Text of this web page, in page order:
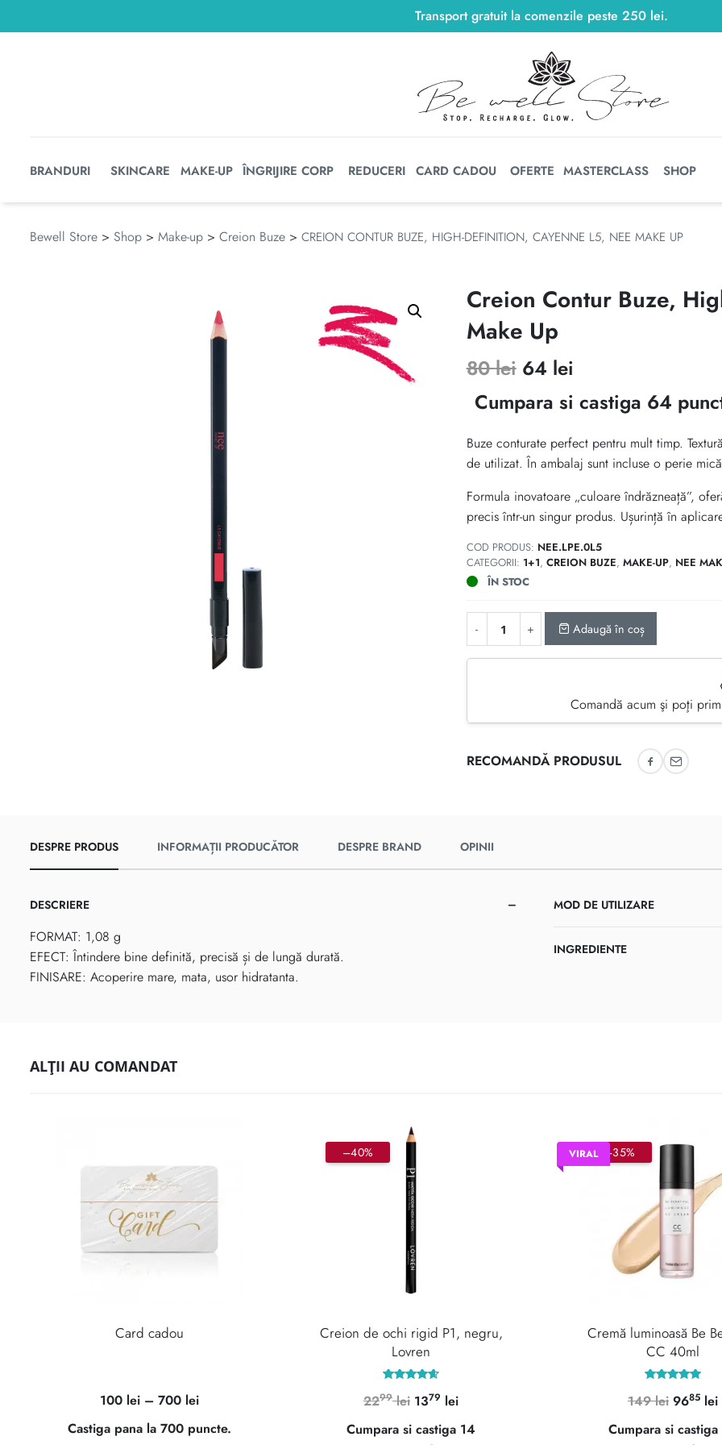
Transport gratuit la comenzile peste 250 lei.
250 lei
BRANDURI SKINCARE MAKE-UP ÎNGRIJIRE CORP REDUCERI CARD CADOU OFERTE MASTERCLASS SHOP
Bewell Store > Shop > Make-up > Creion Buze > CREION CONTUR BUZE, HIGH-DEFINITION, CAYENNE L5, NEE MAKE UP
Creion Contur Buze,
Make Up
80lei Prețul
inițial
fost:
80 lei.
64 lei
curent
64 lei.
Cumpara si castiga 64
Buze conturate perfect pentru mult timp.
de utilizat. În ambalaj sunt incluse o perie
Formula inovatoare „culoare îndrăzneață”,
precis într-un singur produs. Ușurință în
COD PRODUS: NEE.LPE.0L5
CATEGORII: 1+1, CREION BUZE, MAKE-UP, NEE
ÎN STOC
Adaugă în coș
Comandă acum şi poţi
RECOMANDĂ PRODUSUL
Recomandă
DESPRE PRODUS INFORMAȚII PRODUCĂTOR DESPRE BRAND OPINII
DESCRIERE
FORMAT: 1,08 g
EFECT: Întindere bine definită, precisă și de lungă durată.
FINISARE: Acoperire mare, mata, usor hidratanta.
MOD DE UTILIZARE
INGREDIENTE
ALȚII AU COMANDAT
Card cadou
100 lei – 700 leiInterval
prețuri:
Castiga pana la 700 puncte.
–40%
Creion de ochi rigid P1, negru,
Lovren
4.67
din 5
2299 lei Prețul
inițial
a
1379 leiPrețul
curent
Cumpara si castiga 14
–35%
VIRAL
Cremă luminoasă Be
CC 40ml
5.00
din 5
149lei Prețul
inițial
9685 lei
Cumpara si